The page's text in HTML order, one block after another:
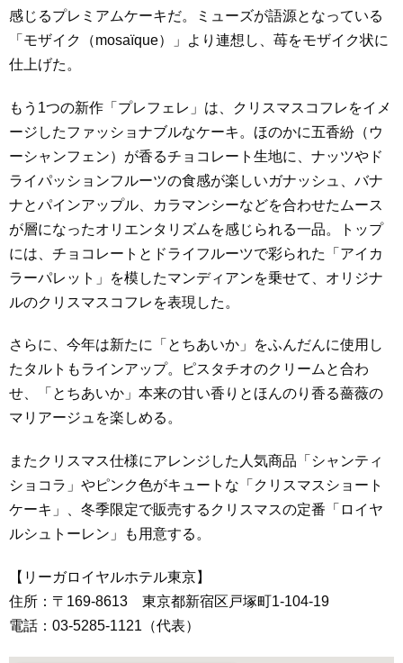
感じるプレミアムケーキだ。ミューズが語源となっている
「モザイク（mosaïque）」より連想し、苺をモザイク状に
仕上げた。
もう1つの新作「プレフェレ」は、クリスマスコフレをイメ
ージしたファッショナブルなケーキ。ほのかに五香紛（ウ
ーシャンフェン）が香るチョコレート生地に、ナッツやド
ライパッションフルーツの食感が楽しいガナッシュ、バナ
ナとパインアップル、カラマンシーなどを合わせたムース
が層になったオリエンタリズムを感じられる一品。トップ
には、チョコレートとドライフルーツで彩られた「アイカ
ラーパレット」を模したマンディアンを乗せて、オリジナ
ルのクリスマスコフレを表現した。
さらに、今年は新たに「とちあいか」をふんだんに使用し
たタルトもラインアップ。ピスタチオのクリームと合わ
せ、「とちあいか」本来の甘い香りとほんのり香る薔薇の
マリアージュを楽しめる。
またクリスマス仕様にアレンジした人気商品「シャンティ
ショコラ」やピンク色がキュートな「クリスマスショート
ケーキ」、冬季限定で販売するクリスマスの定番「ロイヤ
ルシュトーレン」も用意する。
【リーガロイヤルホテル東京】
住所：〒169-8613 東京都新宿区戸塚町1-104-19
電話：03-5285-1121（代表）